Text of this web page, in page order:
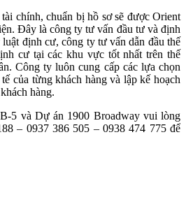
chính, chuẩn bị hồ sơ sẽ được Orient
Đây là công ty tư vấn đầu tư và định
định cư, công ty tư vấn dẫn đầu thế
cư tại các khu vực tốt nhất trên thế
Công ty luôn cung cấp các lựa chọn
của từng khách hàng và lập kế hoạch
hàng.
5 và Dự án 1900 Broadway vui lòng
– 0937 386 505 – 0938 474 775 để